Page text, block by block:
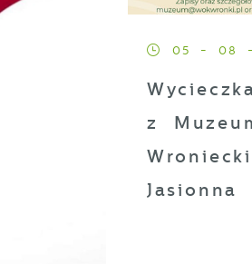
05 - 08 -
z